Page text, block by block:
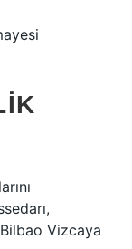
Vizcaya